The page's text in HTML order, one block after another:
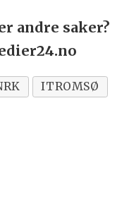
andre saker?
ITROMSØ